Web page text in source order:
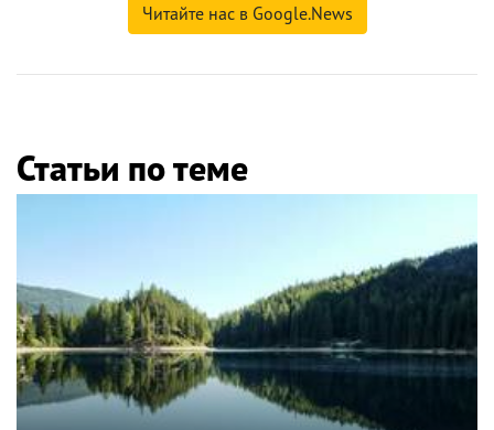
Читайте нас в Google.News
Статьи по теме